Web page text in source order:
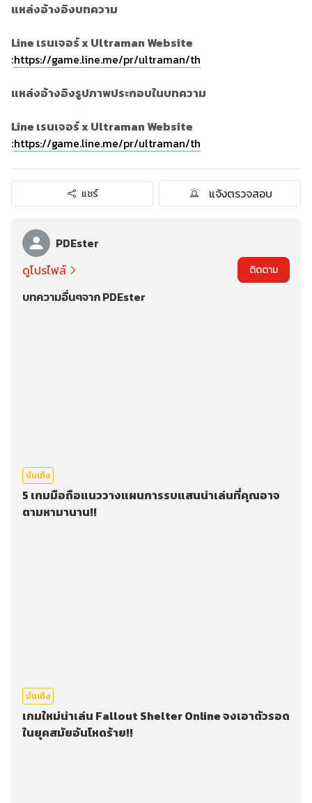
แหล่งอ้างอิงบทความ
Line เรนเจอร์ x Ultraman Website
:https://game.line.me/pr/ultraman/th
แหล่งอ้างอิงรูปภาพประกอบในบทความ
Line เรนเจอร์ x Ultraman Website
:https://game.line.me/pr/ultraman/th
แชร์ แจ้งตรวจสอบ
PDEster
ดูโปรไฟล์
ติดตาม
บทความอื่นๆจาก PDEster
บันเทิง
5 เกมมือถือแนววางแผนการรบแสนน่าเล่นที่คุณอาจ
ตามหามานาน!!
บันเทิง
เกมใหม่น่าเล่น Fallout Shelter Online จงเอาตัวรอด
ในยุคสมัยอันโหดร้าย!!